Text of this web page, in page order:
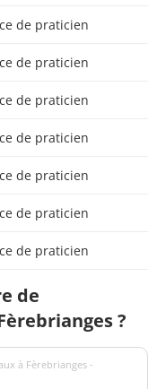
de praticien
de praticien
de praticien
de praticien
de praticien
de praticien
de praticien
de
?
à Fèrebrianges -